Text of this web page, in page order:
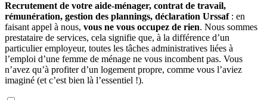
Recrutement de votre aide-ménager, contrat de travail,
rémunération, gestion des plannings, déclaration Urssaf: en
faisant appel à nous, vous ne vous occupez de rien. Nous sommes
prestataire de services, cela signifie que, à la différence d’un
particulier employeur, toutes les tâches administratives liées à
l’emploi d’une femme de ménage ne vous incombent pas. Vous
n’avez qu’à profiter d’un logement propre, comme vous l’aviez
imaginé (et c’est bien là l’essentiel !).